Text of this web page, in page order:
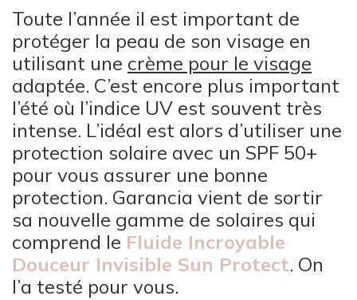
Toute l’année il est important de
protéger la peau de son visage en
utilisant une crème pour le visage
adaptée. C’est encore plus important
l’été où l’indice UV est souvent très
intense. L’idéal est alors d’utiliser une
protection solaire avec un SPF 50+
pour vous assurer une bonne
protection. Garancia vient de sortir
sa nouvelle gamme de solaires qui
comprend le Fluide Incroyable
Douceur Invisible Sun Protect. On
l’a testé pour vous.